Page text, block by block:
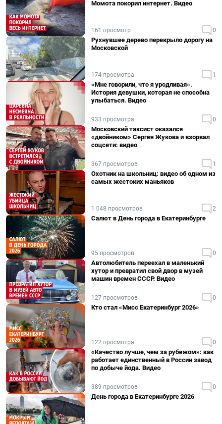
Момота покорил интернет. Видео
161 просмотр 0
Рухнувшее дерево перекрыло дорогу на
Московской
174 просмотра 1
«Мне говорили, что я уродливая».
История девушки, которая не способна
улыбаться. Видео
933 просмотра 0
Московский таксист оказался
«двойником» Сергея Жукова и взорвал
соцсети: видео
367 просмотров 1
Охотник на школьниц: видео об одном из
самых жестоких маньяков
1 048 просмотров 2
Салют в День города в Екатеринбурге
95 просмотров 0
Автолюбитель переехал в маленький
хутор и превратил свой двор в музей
машин времен СССР. Видео
127 просмотров 0
Кто стал «Мисс Екатеринбург 2026»
122 просмотра 0
«Качество лучше, чем за рубежом»: как
работает единственный в России завод
по добыче йода. Видео
389 просмотров 0
День города в Екатеринбурге 2026